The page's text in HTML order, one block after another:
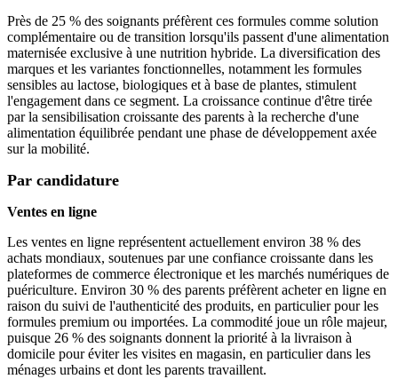
Près de 25 % des soignants préfèrent ces formules comme solution
complémentaire ou de transition lorsqu'ils passent d'une alimentation
maternisée exclusive à une nutrition hybride. La diversification des
marques et les variantes fonctionnelles, notamment les formules
sensibles au lactose, biologiques et à base de plantes, stimulent
l'engagement dans ce segment. La croissance continue d'être tirée
par la sensibilisation croissante des parents à la recherche d'une
alimentation équilibrée pendant une phase de développement axée
sur la mobilité.
Par candidature
Ventes en ligne
Les ventes en ligne représentent actuellement environ 38 % des
achats mondiaux, soutenues par une confiance croissante dans les
plateformes de commerce électronique et les marchés numériques de
puériculture. Environ 30 % des parents préfèrent acheter en ligne en
raison du suivi de l'authenticité des produits, en particulier pour les
formules premium ou importées. La commodité joue un rôle majeur,
puisque 26 % des soignants donnent la priorité à la livraison à
domicile pour éviter les visites en magasin, en particulier dans les
ménages urbains et dont les parents travaillent.